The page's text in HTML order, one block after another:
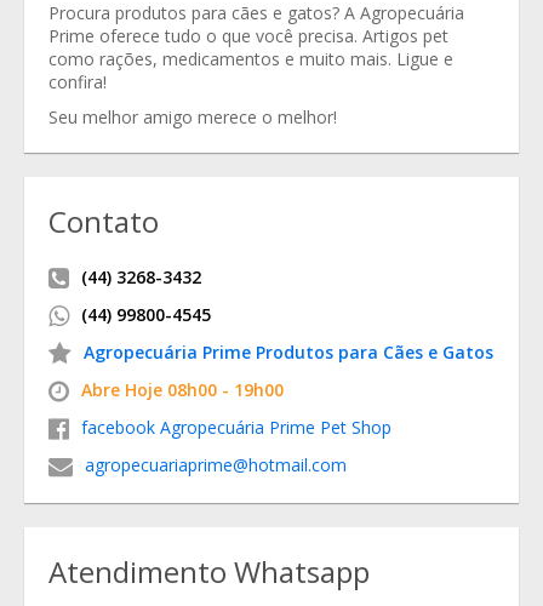
Procura produtos para cães e gatos? A Agropecuária
Prime oferece tudo o que você precisa. Artigos pet
como rações, medicamentos e muito mais. Ligue e
confira!
Seu melhor amigo merece o melhor!
Contato
(44) 3268-3432
(44) 99800-4545
Agropecuária Prime Produtos para Cães e Gatos
Abre Hoje 08h00 - 19h00
facebook Agropecuária Prime Pet Shop
agropecuariaprime@hotmail.com
Atendimento Whatsapp